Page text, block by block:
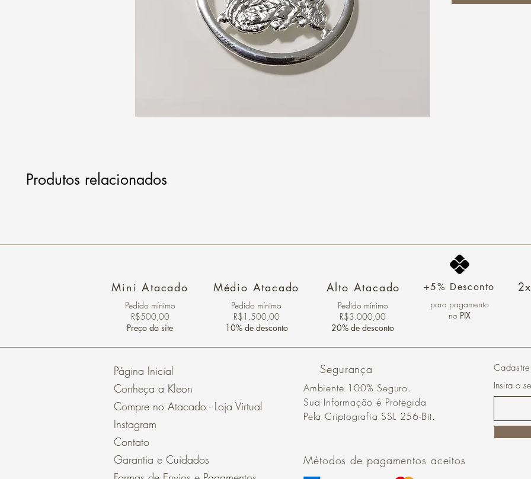
Produtos relacionados
Mini Atacado
Pedido ​mínimo
R$500,00
Preço do site
Médio Atacado
Pedido mínimo
R$1.500,00
10% de desconto
Alto Atacado
Pedido mínimo
R$3.000,00
20% de desconto
+5% Desconto
para pagamento
no PIX
Página Inicial
Conheça a Kleon
Compre no Atacado - Loja Virtual
Instagram
Contato
Garantia e Cuidados
Segurança
Ambiente 100% Seguro.
Sua Informação é Protegida
Pela Criptografia SSL 256-Bit.
Métodos de pagamentos aceitos
Insira o